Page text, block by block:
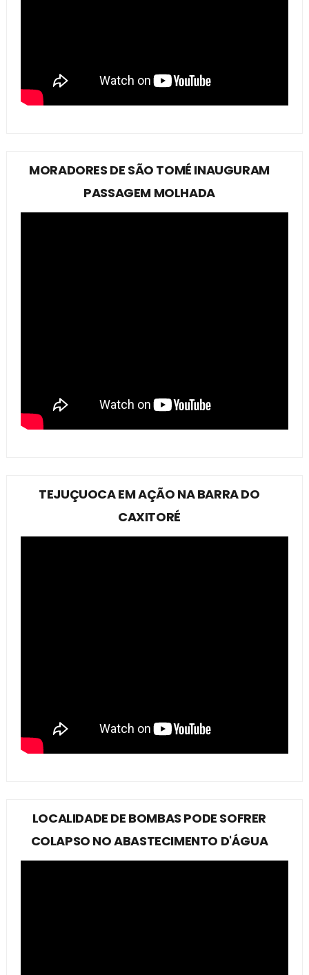
MORADORES DE SÃO TOMÉ INAUGURAM
PASSAGEM MOLHADA
TEJUÇUOCA EM AÇÃO NA BARRA DO
CAXITORÉ
LOCALIDADE DE BOMBAS PODE SOFRER
COLAPSO NO ABASTECIMENTO D'ÁGUA